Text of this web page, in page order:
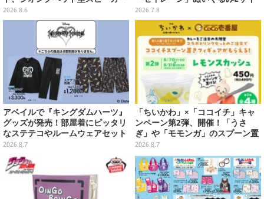
が順次プライズ展開！
2026.8.6
ズが7月24日より予約開始
2026.7.8
アベイルで『キングダムハーツ』
グッズが発売！部屋着にピッタリ
なステテコやルームウェアセット
2026.8.7
「ちいかわ」×「ココイチ」キャ
ンペーン第2弾、開催！「うさ
ぎ」や「モモンガ」のスプーン置
きをGETしよう
2026.8.7